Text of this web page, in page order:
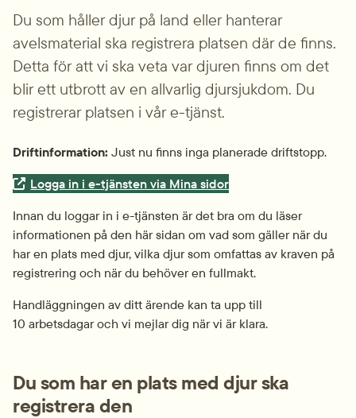
Du som håller djur på land eller hanterar
avelsmaterial ska registrera platsen där de finns.
Detta för att vi ska veta var djuren finns om det
blir ett utbrott av en allvarlig djursjukdom. Du
registrerar platsen i vår e-tjänst.
Driftinformation: Just nu finns inga planerade driftstopp.
Extern länk.
Logga in i e-tjänsten via Mina sidor
Innan du loggar in i e-tjänsten är det bra om du läser
informationen på den här sidan om vad som gäller när du
har en plats med djur, vilka djur som omfattas av kraven på
registrering och när du behöver en fullmakt.
Handläggningen av ditt ärende kan ta upp till
10 arbetsdagar och vi mejlar dig när vi är klara.
Du som har en plats med djur ska
registrera den